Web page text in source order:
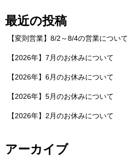
最近の投稿
【変則営業】8/2～8/4の営業について
【2026年】7月のお休みについて
【2026年】6月のお休みについて
【2026年】5月のお休みについて
【2026年】2月のお休みについて
アーカイブ